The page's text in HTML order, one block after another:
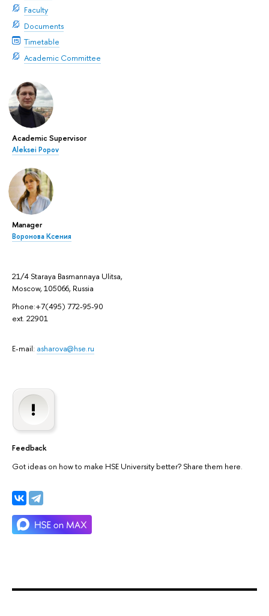
Faculty
Documents
Timetable
Academic Committee
Academic Supervisor
Aleksei Popov
Manager
Воронова Ксения
21/4 Staraya Basmannaya Ulitsa,
Moscow, 105066, Russia
Phone:+7(495) 772-95-90
ext. 22901
E-mail: asharova@hse.ru
Feedback
Got ideas on how to make HSE University better? Share them here.